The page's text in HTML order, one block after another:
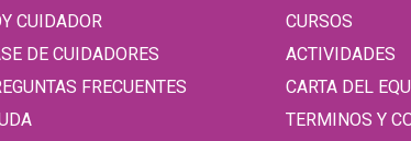
CUIDADOR
DE CUIDADORES
FRECUENTES
CURSOS
ACTIVIDADES
CARTA DEL
TERMINOS Y